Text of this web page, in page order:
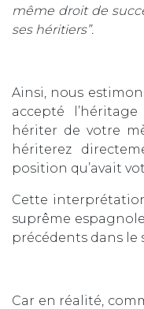
même droit de
ses héritiers”.
Ainsi, nous
accepté
hériter de votre
hériterez
position qu’avait
Cette
suprême
précédents dans le
Car en réalité,